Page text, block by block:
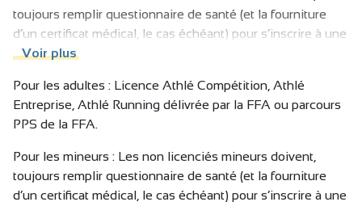
toujours remplir questionnaire de santé (et la fourniture
d’un certificat médical, le cas échéant) pour s’inscrire à une
course running conformément à la loi.
Voir plus
Pour les adultes : Licence Athlé Compétition, Athlé
Entreprise, Athlé Running délivrée par la FFA ou parcours
PPS de la FFA.
Pour les mineurs : Les non licenciés mineurs doivent,
toujours remplir questionnaire de santé (et la fourniture
d’un certificat médical, le cas échéant) pour s’inscrire à une